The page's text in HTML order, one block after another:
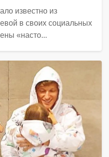
известно из
в своих социальных
«насто...